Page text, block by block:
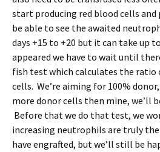
start producing red blood cells
be able to see the awaited
days +15 to +20 but it can take up
appeared we have to wait until
fish test which calculates the ratio
cells. We’re aiming for 100%
more donor cells then mine, we’ll
Before that we do that test, we
increasing neutrophils are truly
have engrafted, but we’ll still be